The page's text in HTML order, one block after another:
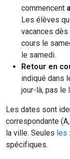
commencent
Les élèves
vacances
cours le
le samedi.
Retour en
indiqué dans
jour-là, pas le
Les dates sont
correspondante
la ville. Seules les
spécifiques.